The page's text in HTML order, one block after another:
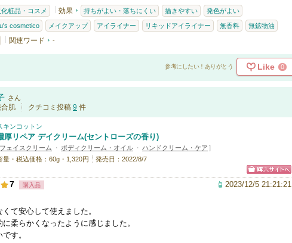
粧品・コスメ 効果 持ちがよい・落ちにくい 描きやすい 発色がよい
cosmetico メイクアップ アイライナー リキッドアイライナー 無香料 無鉱物油
関連ワード -
参考にしたい！ありがとう Like 0
さん
肌 クチコミ投稿 9 件
キンコットン
厚リペア デイクリーム(セントローズの香り)
フェイスクリーム ・ ボディクリーム・オイル ・ ハンドクリーム・ケア ]
量・税込価格：60g・1,320円
発売日：2022/8/7
7 購入品 2023/12/5 21:21:21
て安心して使えました。
柔らかくなったように感じました。
す。